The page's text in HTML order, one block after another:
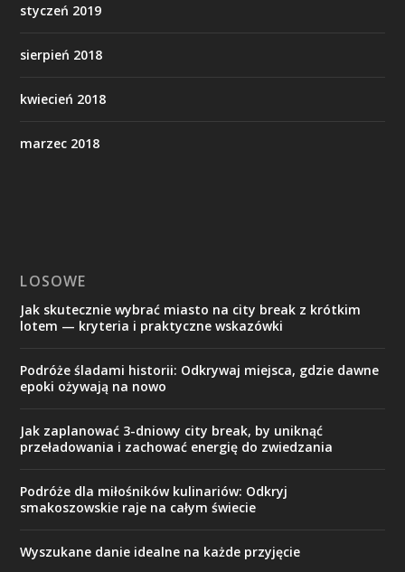
styczeń 2019
sierpień 2018
kwiecień 2018
marzec 2018
LOSOWE
Jak skutecznie wybrać miasto na city break z krótkim
lotem — kryteria i praktyczne wskazówki
Podróże śladami historii: Odkrywaj miejsca, gdzie dawne
epoki ożywają na nowo
Jak zaplanować 3-dniowy city break, by uniknąć
przeładowania i zachować energię do zwiedzania
Podróże dla miłośników kulinariów: Odkryj
smakoszowskie raje na całym świecie
Wyszukane danie idealne na każde przyjęcie